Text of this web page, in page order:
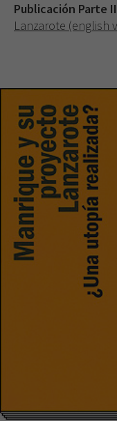
Publicación Parte
Lanzarote (english